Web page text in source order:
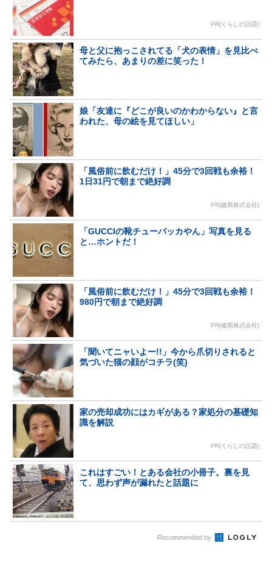
PR(くらしの話題)
母と父に抱っこされてる「犬の表情」を見比べ
てみたら、あまりの差に笑った！
娘「友達に『どこが良いのかわからない』と言
われた、母の絵を見てほしい」
「風俗前に飲むだけ！」45分で3回戦も余裕！
1日31円で朝まで絶好調
PR(健商株式会社)
「GUCCIの靴チューバッカやん」写真を見る
と…ホントだ！
「風俗前に飲むだけ！」45分で3回戦も余裕！
980円で朝まで絶好調
PR(健商株式会社)
「聞いてニャいよー!!」今から爪切りされると
気づいた猫の顔がコチラ(笑)
家の売却成功にはカギがある？家処分の基礎知
識を解説
PR(くらしの話題)
これはすごい！とある会社の小冊子。裏を見
て、思わず声が漏れたと話題に
Recommended by